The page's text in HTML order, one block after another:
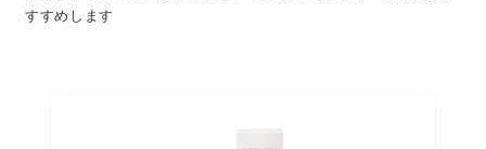
すすめします